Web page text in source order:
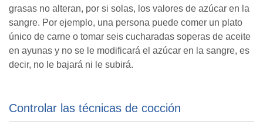
grasas no alteran, por si solas, los valores de azúcar en la
sangre. Por ejemplo, una persona puede comer un plato
único de carne o tomar seis cucharadas soperas de aceite
en ayunas y no se le modificará el azúcar en la sangre, es
decir, no le bajará ni le subirá.
Controlar las técnicas de cocción